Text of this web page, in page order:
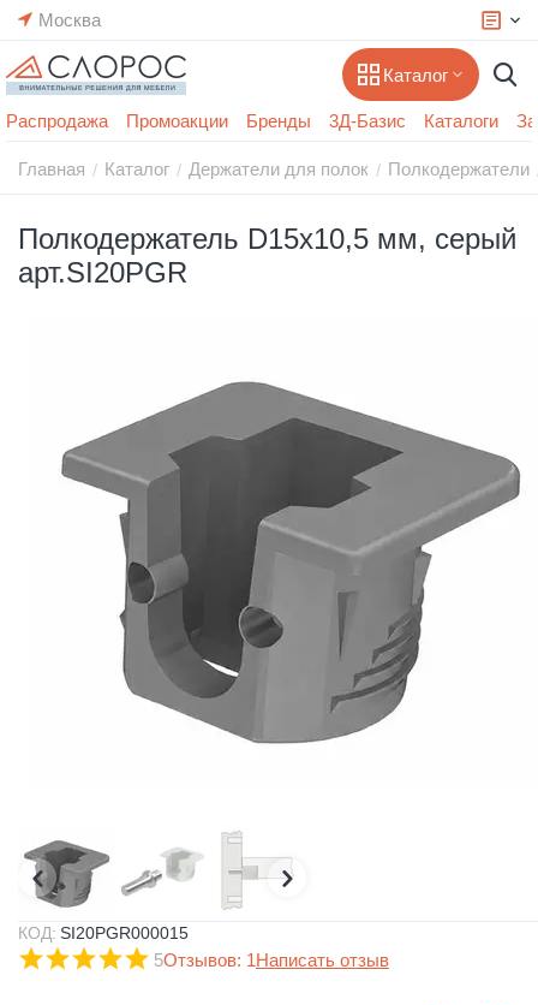
Москва
Каталог
Распродажа Промоакции Бренды 3Д-Базис Каталоги
Главная / Каталог / Держатели для полок / Полкодержатели
Полкодержатель D15х10,5 мм, серый
арт.SI20PGR
КОД: SI20PGR000015
5Отзывов: 1Написать отзыв